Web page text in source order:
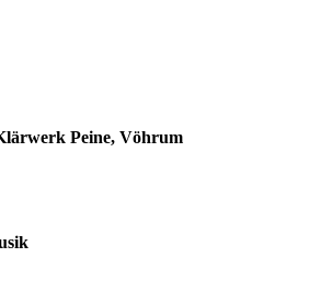
Peine, Vöhrum